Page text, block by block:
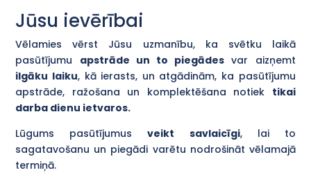
Jūsu ievērībai
Vēlamies vērst Jūsu uzmanību, ka svētku laikā
pasūtījumu apstrāde un to piegādes var aizņemt
ilgāku laiku, kā ierasts, un atgādinām, ka pasūtījumu
apstrāde, ražošana un komplektēšana notiek tikai
darba dienu ietvaros.
Lūgums pasūtījumusveikt savlaicīgi, lai to
sagatavošanu un piegādi varētu nodrošināt vēlamajā
termiņā.